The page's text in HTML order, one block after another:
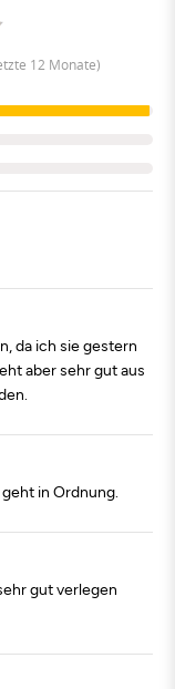
12 Monate)
da ich sie gestern
aber sehr gut aus
in Ordnung.
gut verlegen